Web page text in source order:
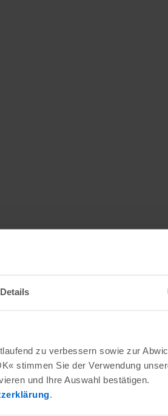
Details
zu verbessern sowie zur
stimmen Sie der Verwendung
und Ihre Auswahl bestätigen.